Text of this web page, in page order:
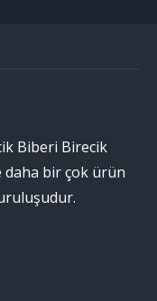
Biberi Birecik
bir çok ürün